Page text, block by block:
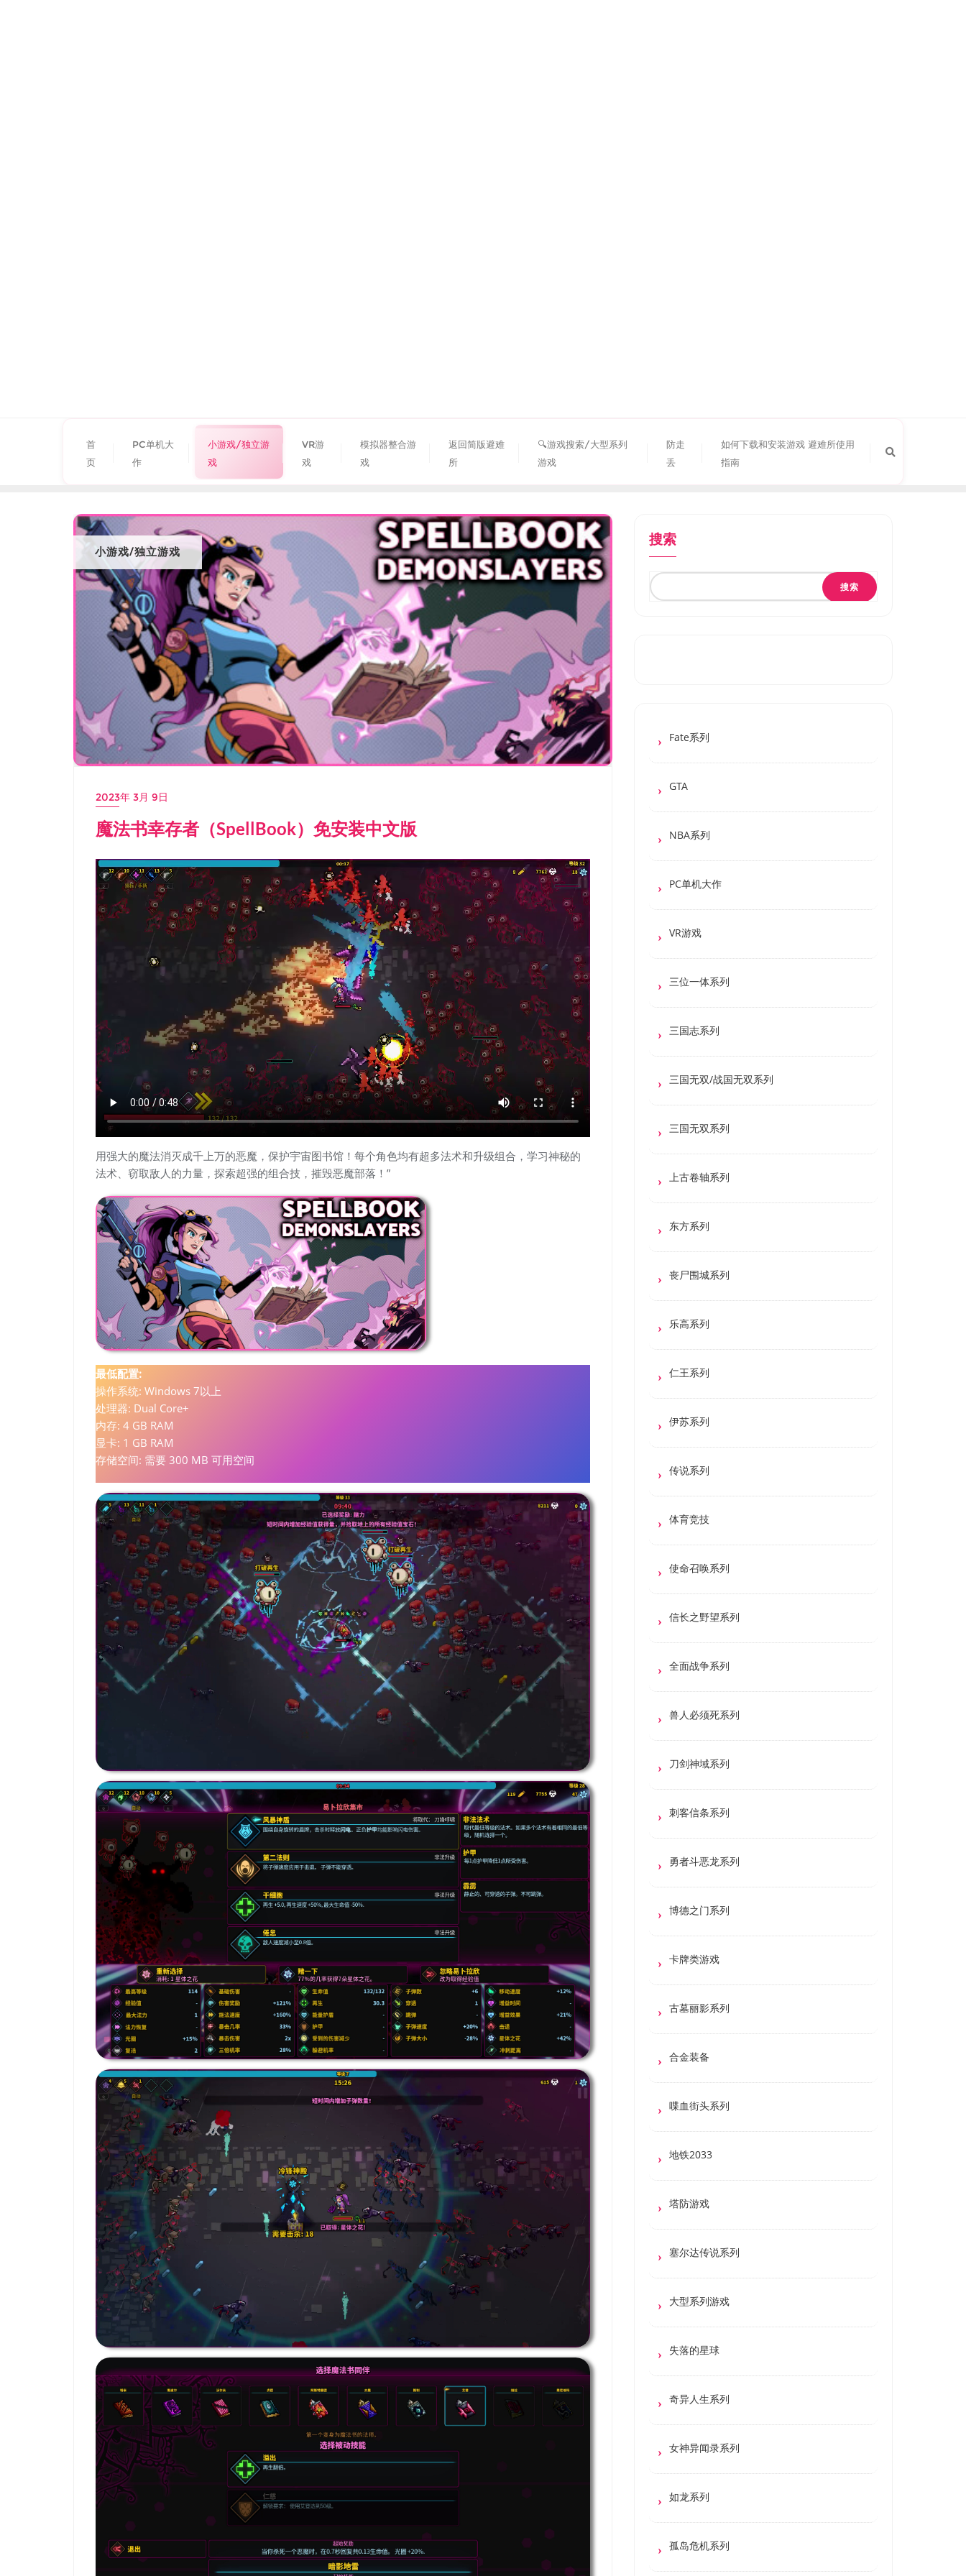
首
页
PC单机大
作
小游戏/独立游
戏
VR游
戏
模拟器整合游
戏
返回简版避难
所
🔍游戏搜索/大型系列
游戏
防走
丢
如何下载和安装游戏 避难所使用
指南
小游戏/独立游戏
2023年 3月 9日
魔法书幸存者（SpellBook）免安装中文版
用强大的魔法消灭成千上万的恶魔，保护宇宙图书馆！每个角色均有超多法术和升级组合，学习神秘的
法术、窃取敌人的力量，探索超强的组合技，摧毁恶魔部落！”
最低配置:
操作系统: Windows 7以上
处理器: Dual Core+
内存: 4 GB RAM
显卡: 1 GB RAM
存储空间: 需要 300 MB 可用空间
搜索
搜索
Fate系列
GTA
NBA系列
PC单机大作
VR游戏
三位一体系列
三国志系列
三国无双/战国无双系列
三国无双系列
上古卷轴系列
东方系列
丧尸围城系列
乐高系列
仁王系列
伊苏系列
传说系列
体育竞技
使命召唤系列
信长之野望系列
全面战争系列
兽人必须死系列
刀剑神域系列
刺客信条系列
勇者斗恶龙系列
博德之门系列
卡牌类游戏
古墓丽影系列
合金装备
喋血街头系列
地铁2033
塔防游戏
塞尔达传说系列
大型系列游戏
失落的星球
奇异人生系列
女神异闻录系列
如龙系列
孤岛危机系列